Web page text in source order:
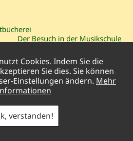
Nächster
Der Besuch in der Musikschule
Gladbeck| Brahmsstraße
|45966 Gladbeck|Telefon02043
– 51166
Cookies. Indem Sie die
Sie dies. Sie können
Einstellungen ändern. Mehr
verstanden!